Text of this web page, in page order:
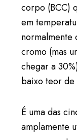
corpo (BCC)
em
normalmente
cromo (mas
chegar a
baixo teor de
É uma das
amplamente